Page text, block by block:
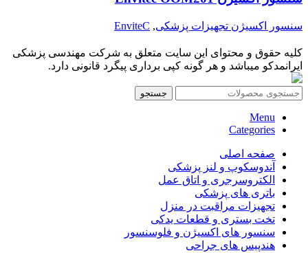
سنسور اکسیژن تجهیزات پزشکی,
EnviteC
کلیه حقوق و محتوای این سایت متعلق به شرکت مهندسی پزشکی
ایرانمدکو میباشد و هر گونه کپی برداری پیگرد قانونی دارد.
جستجو
Menu
Categories
صفحه اصلی
آندوسکوپ و لنز پزشکی
الکتروسرجری و اتاق عمل
باتری های پزشکی
تجهیزات مراقبت در منزل
تخت بستری و قطعات یدکی
سنسور های اکسیژن و فلوسنسور
هندپیس های جراحی